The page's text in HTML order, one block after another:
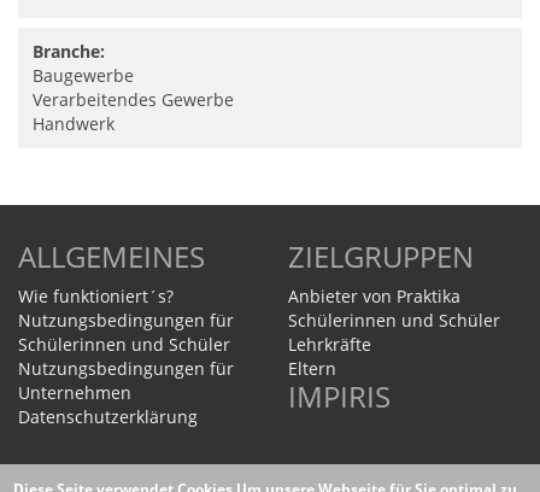
Branche:
Baugewerbe
Verarbeitendes Gewerbe
Handwerk
ALLGEMEINES
Wie funktioniert´s?
Nutzungsbedingungen für
Schülerinnen und Schüler
Nutzungsbedingungen für
Unternehmen
Datenschutzerklärung
ZIELGRUPPEN
Anbieter von Praktika
Schülerinnen und Schüler
Lehrkräfte
Eltern
IMPIRIS
Homepage